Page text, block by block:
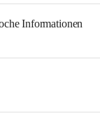
Informationen